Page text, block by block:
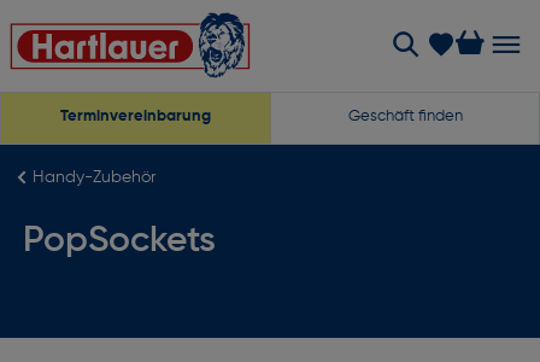
Terminvereinbarung Geschäft finden
Handy-Zubehör
PopSockets